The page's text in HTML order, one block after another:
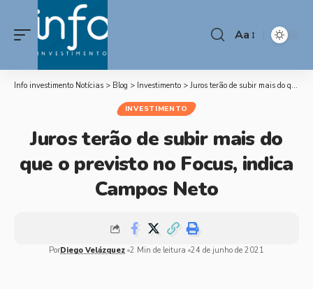
Aa
Info investimento Notícias > Blog > Investimento > Juros terão de subir mais do que o previsto no Focus, indica Campos Neto
INVESTIMENTO
Juros terão de subir mais do
que o previsto no Focus, indica
Campos Neto
PorDiego Velázquez 2 Min de leitura 24 de junho de 2021